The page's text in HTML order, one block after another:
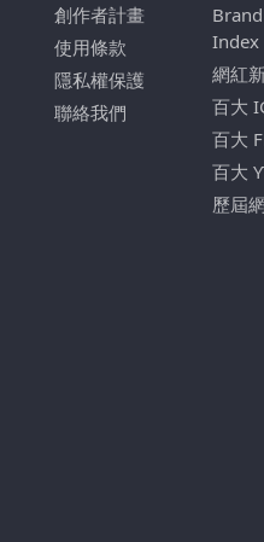
創作者計畫
使用條款
隱私權保護
聯絡我們
Index
網紅
百大
百大
百大
歷屆